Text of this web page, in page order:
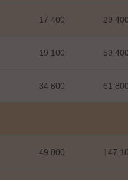
17 400 29
19 100 59
34 600 61
49 000 147